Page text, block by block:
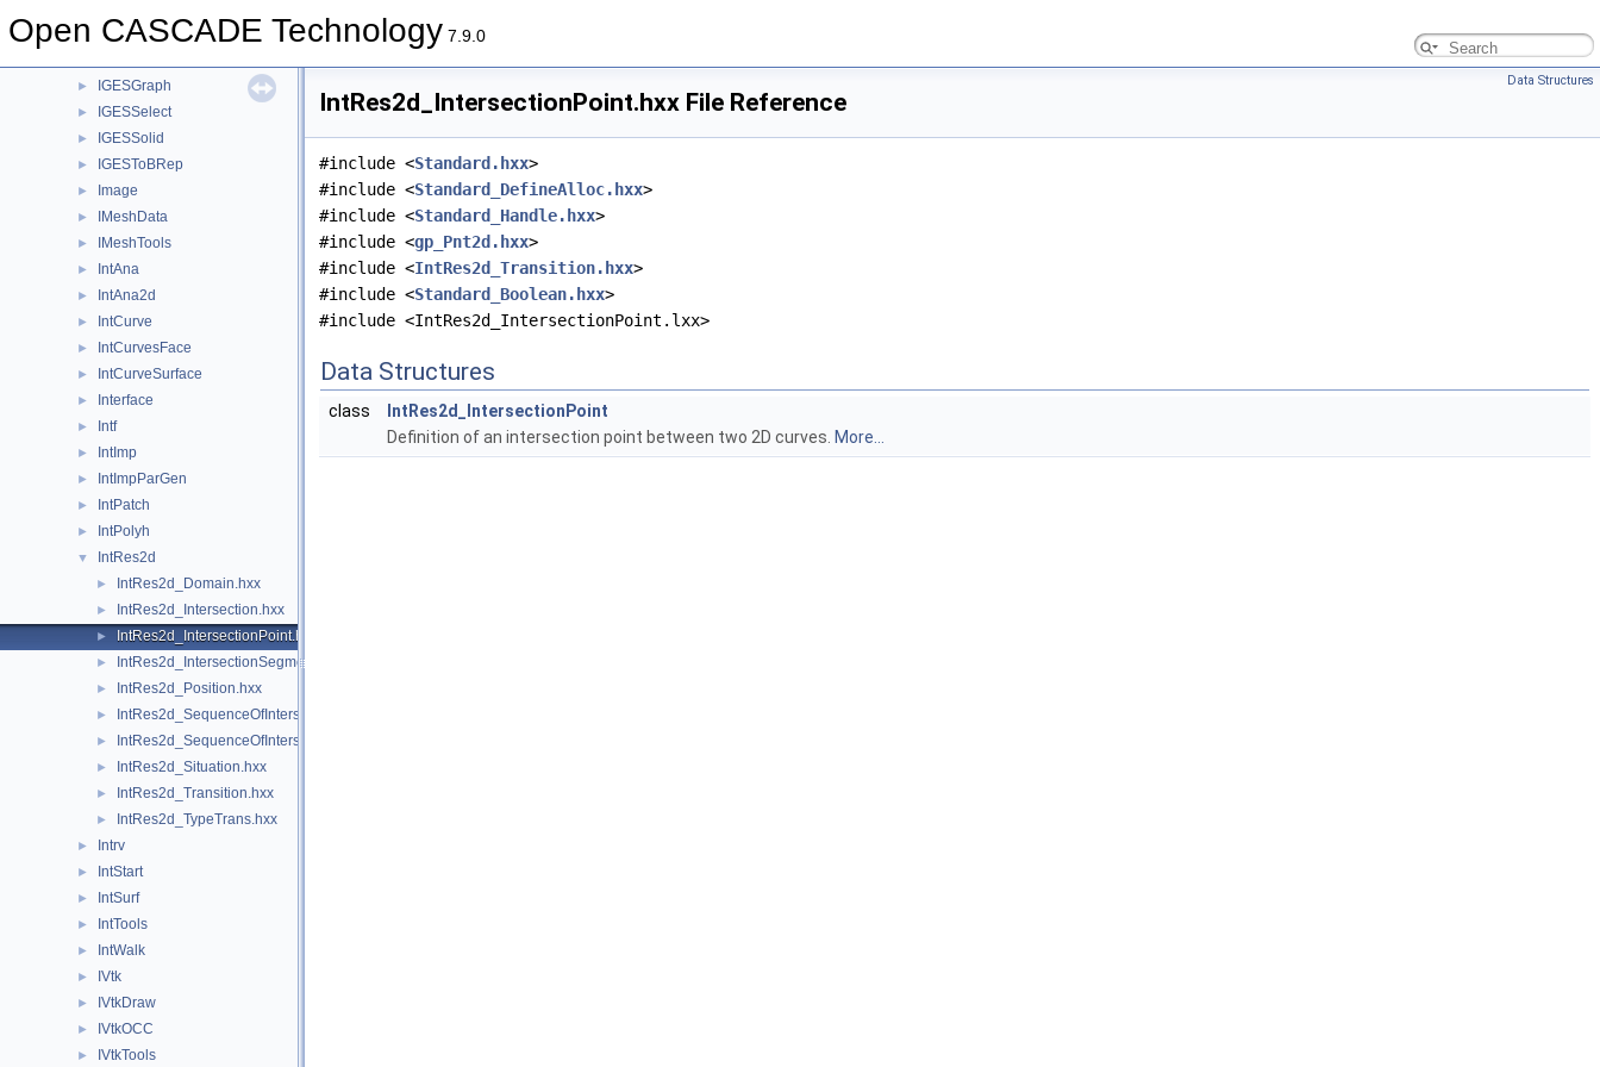
Open CASCADE Technology 7.9.0
► IGESFile
► IGESGraph
► IGESSelect
► IGESSolid
► IGESToBRep
► Image
► IMeshData
► IMeshTools
► IntAna
► IntAna2d
► IntCurve
► IntCurvesFace
► IntCurveSurface
► Interface
► Intf
► IntImp
► IntImpParGen
► IntPatch
► IntPolyh
▼ IntRes2d
► IntRes2d_Domain.hxx
► IntRes2d_Intersection.hxx
► IntRes2d_IntersectionPoint.hxx
► IntRes2d_IntersectionSegment.hxx
► IntRes2d_Position.hxx
► IntRes2d_SequenceOfIntersectionPoint.hxx
► IntRes2d_SequenceOfIntersectionSegment.hxx
► IntRes2d_Situation.hxx
► IntRes2d_Transition.hxx
► IntRes2d_TypeTrans.hxx
► Intrv
► IntStart
► IntSurf
► IntTools
► IntWalk
► IVtk
► IVtkDraw
► IVtkOCC
► IVtkTools
Data Structures
IntRes2d_IntersectionPoint.hxx File Reference
#include <Standard.hxx>
#include <Standard_DefineAlloc.hxx>
#include <Standard_Handle.hxx>
#include <gp_Pnt2d.hxx>
#include <IntRes2d_Transition.hxx>
#include <Standard_Boolean.hxx>
#include <IntRes2d_IntersectionPoint.lxx>
Data Structures
class
IntRes2d_IntersectionPoint
Definition of an intersection point between two 2D curves. More...